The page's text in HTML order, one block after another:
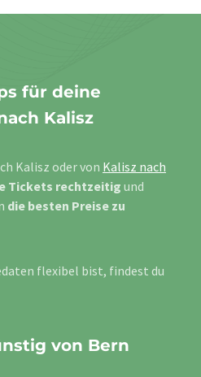
für deine
Kalisz
Kalisz oder von Kalisz nach
Tickets rechtzeitig und
die besten Preise zu
flexibel bist, findest du
von Bern